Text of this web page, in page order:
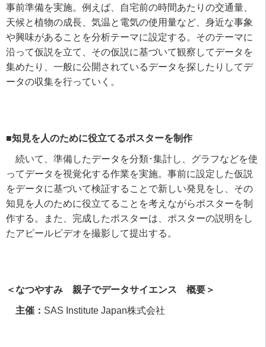
事前準備を実施。例えば、自宅前の時間あたりの交通量、
天候と植物の成長、気温と電気の使用量など、身近な事象
や興味があることを分析テーマに設定する。そのテーマに
沿って仮説を立て、その仮説に基づいて観察してデータを
集めたり、一般に公開されているデータを探したりしてデ
ータの収集を行っていく。
■知見を人のために役立てるポスターを制作
続いて、準備したデータを分類･集計し、グラフなどを使
ってデータを視覚化する作業を実施。事前に設定した仮説
をデータに基づいて検証することで新しい発見をし、その
知見を人のために役立てることを考えながらポスターを制
作する。また、完成したポスターは、ポスターの説明をし
たアピールビデオを撮影して提出する。
＜なつやすみ 親子でデータサイエンス 概要＞
主催： SAS Institute Japan株式会社